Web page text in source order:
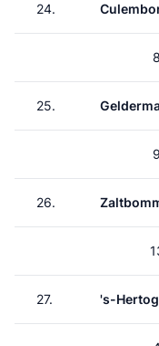
24.
25.
26.
27. 's-